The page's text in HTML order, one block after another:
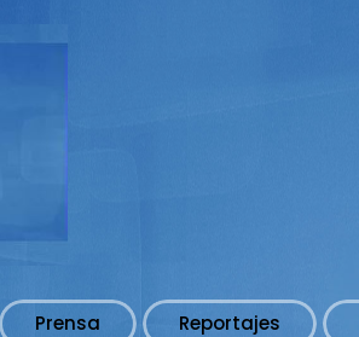
Prensa Reportajes